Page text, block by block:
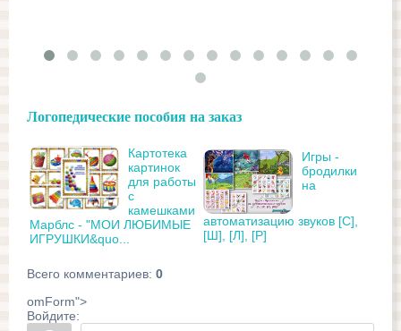
Логопедические пособия на заказ
Картотека
картинок
для работы
с
камешками
Марблс - "МОИ ЛЮБИМЫЕ
ИГРУШКИ&quo...
Игры -
бродилки
на
автоматизацию звуков [С],
[Ш], [Л], [Р]
Всего комментариев: 0
omForm">
Войдите: